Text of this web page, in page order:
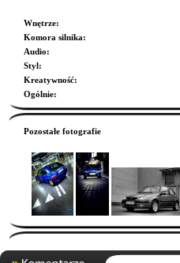
Wnętrze:
Komora silnika:
Audio:
Styl:
Kreatywność:
Ogólnie:
Pozostałe fotografie